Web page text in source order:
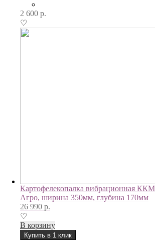
2 600 р.
♡
Картофелекопалка вибрационная
Агро, ширина 350мм, глубина 170мм
26 990 р.
♡
В корзину
Купить в 1 клик